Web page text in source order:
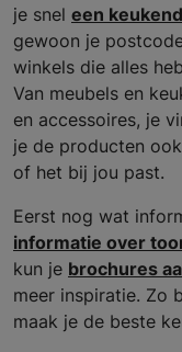
je snel een
gewoon je
winkels die alles
Van meubels en
en accessoires, je
je de producten
of het bij jou past.
Eerst nog wat
informatie over
kun je brochures
meer inspiratie. Zo
maak je de beste